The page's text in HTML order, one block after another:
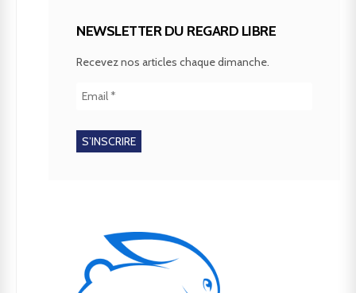
NEWSLETTER DU REGARD LIBRE
Recevez nos articles chaque dimanche.